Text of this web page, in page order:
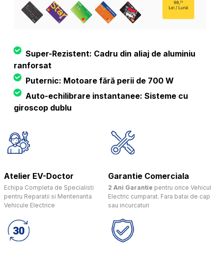
Super-Rezistent: Cadru din aliaj de aluminiu
ranforsat
Puternic: Motoare fără perii de 700 W
Auto-echilibrare instantanee: Sisteme cu
giroscop dublu
Atelier EV-Doctor
Echipa Completa de Specialisti
pentru Reparatii si Mentenanta
Vehicule Electrice
Garantie Comerciala
2 Ani Garantie pentru orice Vehicul
Electric cumparat. Fara batai de cap
sau incurcaturi